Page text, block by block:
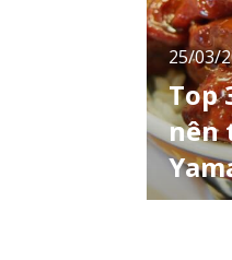
25/03/
Top
nên